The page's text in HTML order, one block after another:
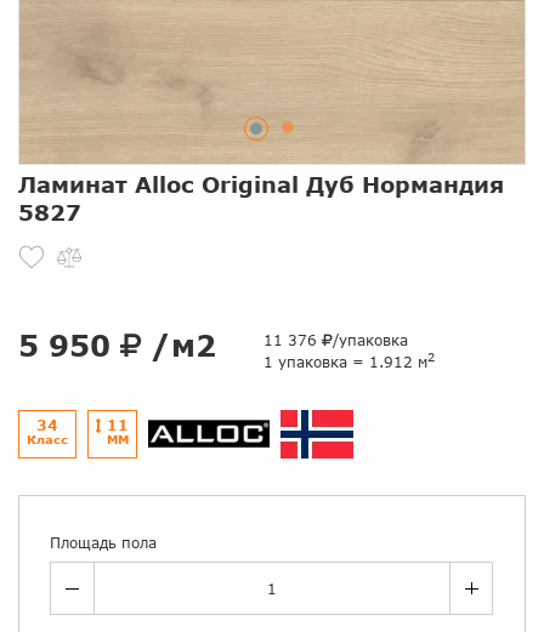
Ламинат Alloc Original Дуб Нормандия
5827
5 950 /м2 11 376
/упаковка
1 упаковка = 1.912 м2
34
Класс
11
ММ
Площадь пола